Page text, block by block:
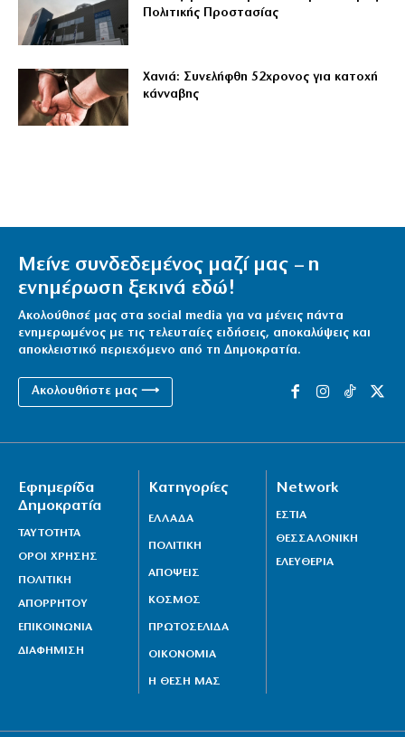
Πολιτικής Προστασίας
Χανιά: Συνελήφθη 52χρονος για κατοχή
κάνναβης
Μείνε συνδεδεμένος μαζί μας – η
ενημέρωση ξεκινά εδώ!
Ακολούθησέ μας στα social media για να μένεις πάντα
ενημερωμένος με τις τελευταίες ειδήσεις, αποκαλύψεις και
αποκλειστικό περιεχόμενο από τη Δημοκρατία.
Ακολουθήστε μας ⟶
Εφημερίδα
Δημοκρατία
ΤΑΥΤΟΤΗΤΑ
ΟΡΟΙ ΧΡΗΣΗΣ
ΠΟΛΙΤΙΚΗ
ΑΠΟΡΡΗΤΟΥ
ΕΠΙΚΟΙΝΩΝΙΑ
ΔΙΑΦΗΜΙΣΗ
Κατηγορίες
ΕΛΛΑΔΑ
ΠΟΛΙΤΙΚΗ
ΑΠΟΨΕΙΣ
ΚΟΣΜΟΣ
ΠΡΩΤΟΣΕΛΙΔΑ
ΟΙΚΟΝΟΜΙΑ
Η ΘΕΣΗ ΜΑΣ
Network
ΕΣΤΙΑ
ΘΕΣΣΑΛΟΝΙΚΗ
ΕΛΕΥΘΕΡΙΑ